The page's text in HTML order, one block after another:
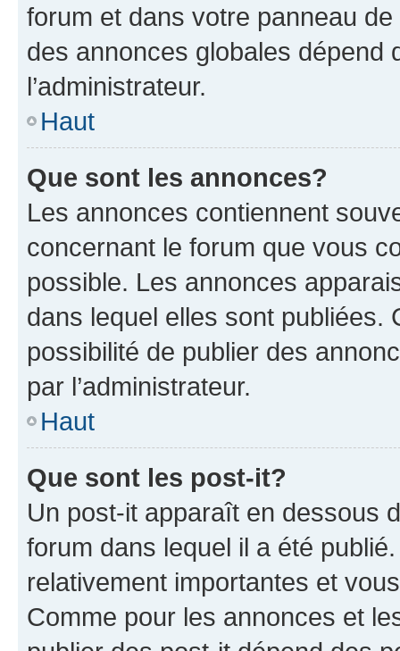
forum et dans votre panneau
des annonces globales dépend
l’administrateur.
Haut
Que sont les annonces?
Les annonces contiennent
concernant le forum que vous
possible. Les annonces
dans lequel elles sont publiées.
possibilité de publier des
par l’administrateur.
Haut
Que sont les post-it?
Un post-it apparaît en dessous
forum dans lequel il a été
relativement importantes et
Comme pour les annonces et